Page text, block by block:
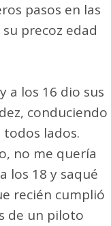
pasos en las
precoz edad
a los 16 dio sus
conduciendo
lados.
no me quería
los 18 y saqué
recién cumplió
de un piloto